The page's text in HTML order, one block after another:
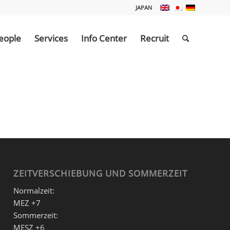
JAPAN
Services Info Center Recruit
ZEITVERSCHIEBUNG UND SOMMERZEIT
Normalzeit:
MEZ +7
Sommerzeit:
MESZ +6